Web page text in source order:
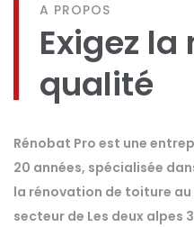
A PROPOS
Exigez
qualité
Rénobat Pro est une
20 années, spécialisée
la rénovation de toiture
secteur de Les deux alpes